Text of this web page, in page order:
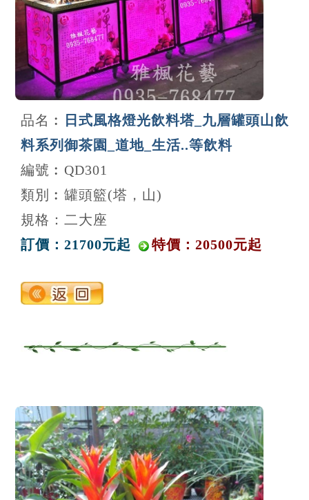
品名︰
日式風格燈光飲料塔_九層罐頭山飲
料系列御茶園_道地_生活..等飲料
編號︰QD301
類別︰罐頭籃(塔，山)
規格：二大座
訂價：21700元起
特價：20500元起